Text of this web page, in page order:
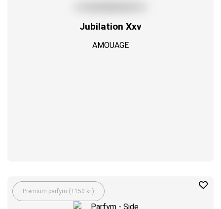
Jubilation Xxv
AMOUAGE
Premium parfym (+150 kr.)